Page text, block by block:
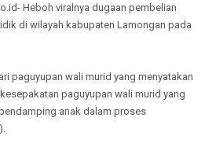
Heboh viralnya dugaan pembelian
di wilayah kabupaten Lamongan pada
paguyupan wali murid yang menyatakan
paguyupan wali murid yang
anak dalam proses